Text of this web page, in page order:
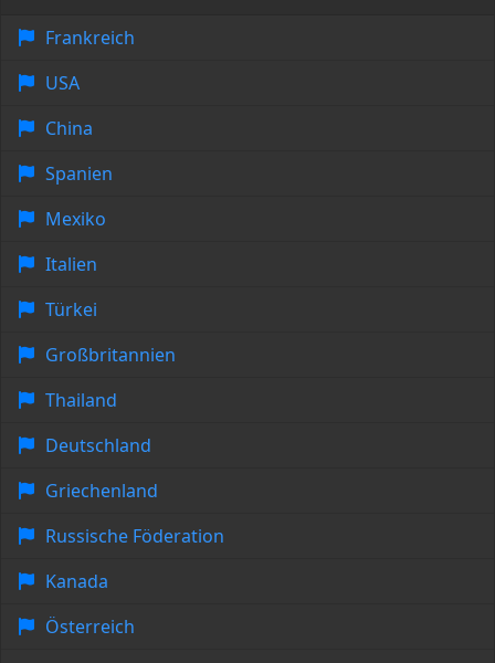
Frankreich
USA
China
Spanien
Mexiko
Italien
Türkei
Großbritannien
Thailand
Deutschland
Griechenland
Russische Föderation
Kanada
Österreich